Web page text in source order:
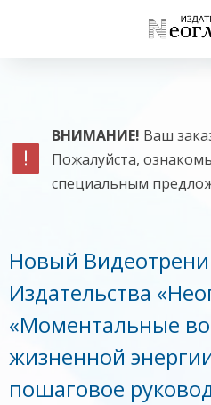
ВНИМАНИЕ! Ваш
Пожалуйста,
специальным
Новый
Издательства
«Моментальные
жизненной
пошаговое